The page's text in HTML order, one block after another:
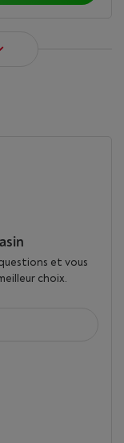
et vous
choix.